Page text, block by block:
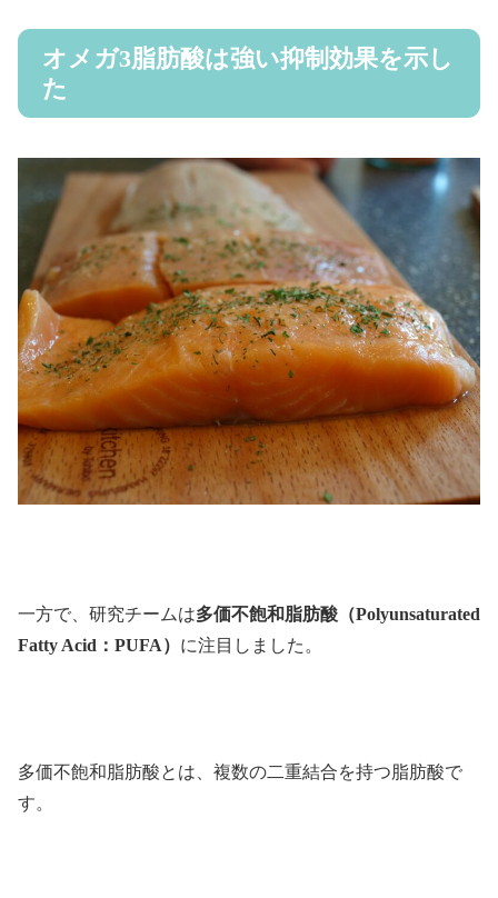
オメガ3脂肪酸は強い抑制効果を示し
た
一方で、研究チームは多価不飽和脂肪酸（Polyunsaturated
Fatty Acid：PUFA） に注目しました。
多価不飽和脂肪酸とは、複数の二重結合を持つ脂肪酸で
す。